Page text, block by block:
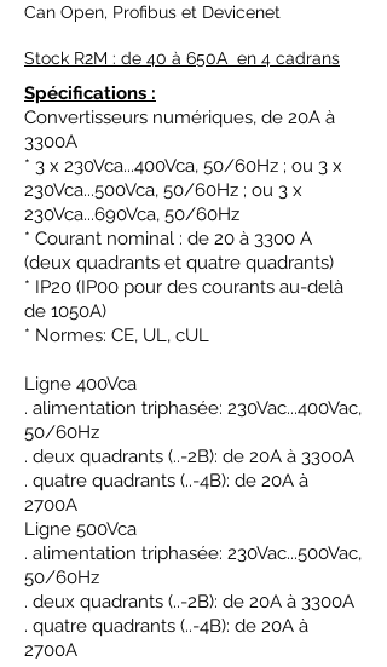
Can Open, Profibus et Devicenet
Stock R2M : de 40 à 650A en 4 cadrans
Spécifications :
Convertisseurs numériques, de 20A à
3300A
* 3 x 230Vca...400Vca, 50/60Hz ; ou 3 x
230Vca...500Vca, 50/60Hz ; ou 3 x
230Vca...690Vca, 50/60Hz
* Courant nominal : de 20 à 3300 A
(deux quadrants et quatre quadrants)
* IP20 (IP00 pour des courants au-delà
de 1050A)
* Normes: CE, UL, cUL
Ligne 400Vca
. alimentation triphasée: 230Vac...400Vac,
50/60Hz
. deux quadrants (..-2B): de 20A à 3300A
. quatre quadrants (..-4B): de 20A à
2700A
Ligne 500Vca
. alimentation triphasée: 230Vac...500Vac,
50/60Hz
. deux quadrants (..-2B): de 20A à 3300A
. quatre quadrants (..-4B): de 20A à
2700A